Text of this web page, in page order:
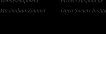
Maximilian Zimmer
Open Society